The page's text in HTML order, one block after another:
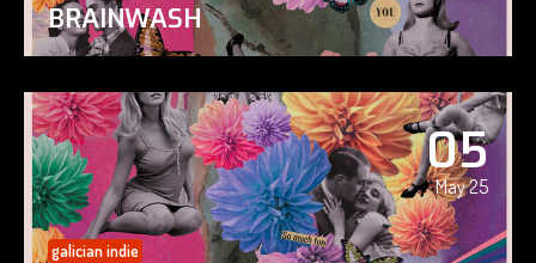
BRAINWASH
05
May 25
galician indie